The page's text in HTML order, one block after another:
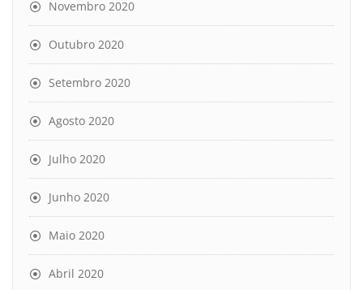
Novembro 2020
Outubro 2020
Setembro 2020
Agosto 2020
Julho 2020
Junho 2020
Maio 2020
Abril 2020